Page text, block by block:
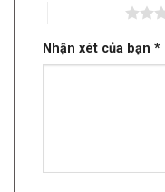
Nhận xét của bạn *